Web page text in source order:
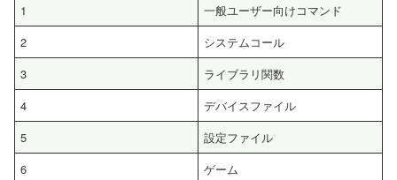
1
一般ユーザー向けコマンド
2
システムコール
3
ライブラリ関数
4
デバイスファイル
5
設定ファイル
6
ゲーム